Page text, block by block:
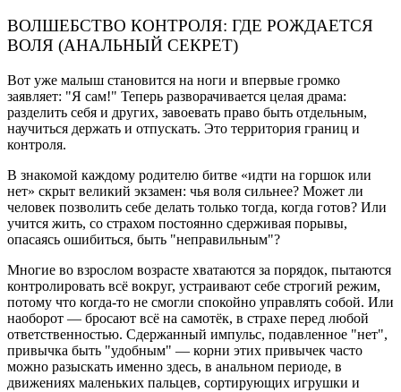
ВОЛШЕБСТВО КОНТРОЛЯ: ГДЕ РОЖДАЕТСЯ
ВОЛЯ (АНАЛЬНЫЙ СЕКРЕТ)
Вот уже малыш становится на ноги и впервые громко
заявляет: "Я сам!" Теперь разворачивается целая драма:
разделить себя и других, завоевать право быть отдельным,
научиться держать и отпускать. Это территория границ и
контроля.
В знакомой каждому родителю битве «идти на горшок или
нет» скрыт великий экзамен: чья воля сильнее? Может ли
человек позволить себе делать только тогда, когда готов? Или
учится жить, со страхом постоянно сдерживая порывы,
опасаясь ошибиться, быть "неправильным"?
Многие во взрослом возрасте хватаются за порядок, пытаются
контролировать всё вокруг, устраивают себе строгий режим,
потому что когда-то не смогли спокойно управлять собой. Или
наоборот — бросают всё на самотёк, в страхе перед любой
ответственностью. Сдержанный импульс, подавленное "нет",
привычка быть "удобным" — корни этих привычек часто
можно разыскать именно здесь, в анальном периоде, в
движениях маленьких пальцев, сортирующих игрушки и